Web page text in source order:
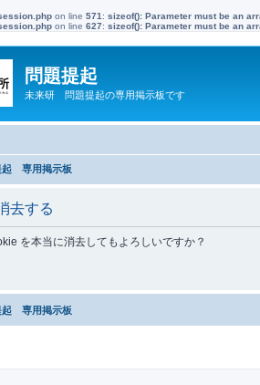
on line 571 : sizeof(): Parameter must be an
on line 627: sizeof(): Parameter must be an
問題提起
未来研 問題提起の専用掲示板です
起 専用掲示板
去する
を本当に消去してもよろしいですか？
起 専用掲示板